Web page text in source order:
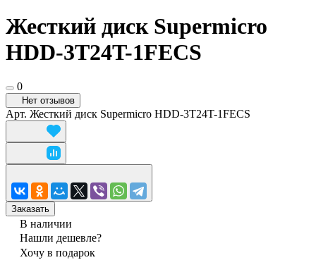
Жесткий диск Supermicro
HDD-3T24T-1FECS
0
Нет отзывов
Арт. Жесткий диск Supermicro HDD-3T24T-1FECS
Заказать
В наличии
Нашли дешевле?
Хочу в подарок